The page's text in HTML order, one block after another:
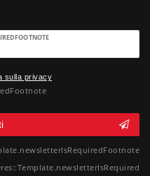
sulla privacy